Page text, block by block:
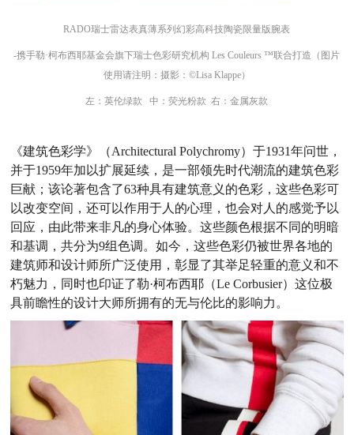
RADO瑞士雷达表真薄系列幻彩高科技陶瓷限量版腕表
-携手勒·柯布西耶基金会旗下瑞士色彩研究机构 Les Couleurs ™联合打造（图片
使用请注明：摄影：©Lisa Klappe）
左：英伦绿款 中：荧光粉款 右：金属灰款
《建筑色彩学》（Architectural Polychromy）于1931年问世，
并于1959年加以扩展延续，是一部领先时代潮流的建筑色彩
巨献；该论著包含了63种具有建筑意义的色彩，这些色彩可
以改变空间，还可以作用于人的心理，也会对人的感觉予以
回应，由此带来非凡的身心体验。这些颜色根据不同的明暗
和基调，共分为9组色调。如今，这些色彩仍被世界各地的
建筑师和设计师所广泛使用，彰显了其举足轻重的意义和不
朽魅力，同时也印证了勒·柯布西耶（Le Corbusier）这位极
具前瞻性的设计大师所拥有的无与伦比的影响力。